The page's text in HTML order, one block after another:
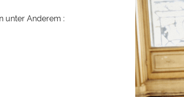
unter Anderem :